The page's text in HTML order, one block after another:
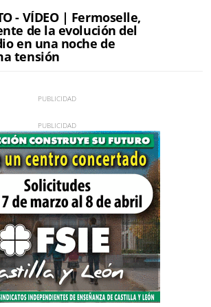
- VÍDEO | Fermoselle,
de la evolución del
en una noche de
tensión